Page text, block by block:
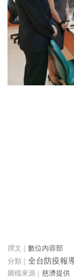
數位內容部
全台防疫報
慈濟提供